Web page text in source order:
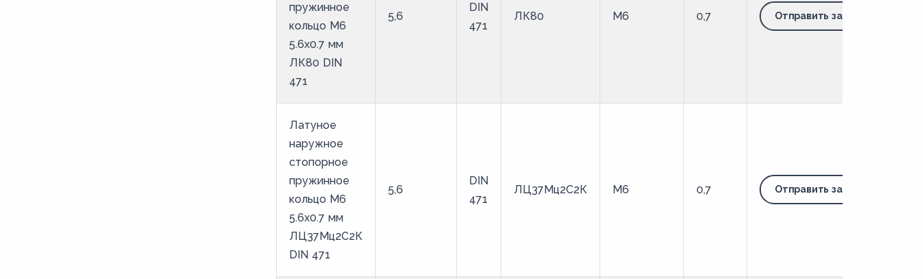
пружинное
кольцо M6
5.6х0.7 мм
ЛК80 DIN
471
5,6
DIN
471
ЛК80 M6 0,7 Отправить запрос
Латуное
наружное
стопорное
пружинное
кольцо M6
5.6х0.7 мм
ЛЦ37Мц2С2К
DIN 471
5,6
DIN
471
ЛЦ37Мц2С2К M6 0,7 Отправить запрос